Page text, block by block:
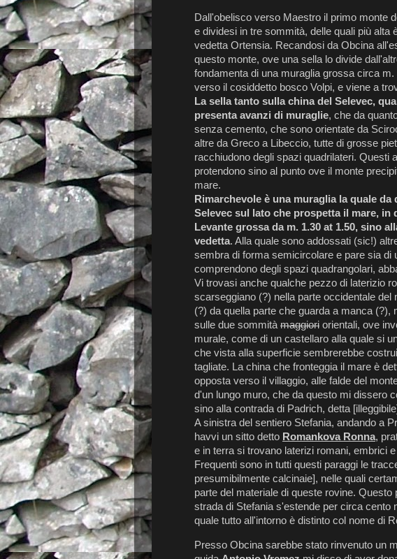
Dall'obelisco verso Maestro il primo monte
e dividesi in tre sommità, delle quali più alta
vedetta Ortensia. Recandosi da Obcina
questo monte, ove una sella lo divide
fondamenta di una muraglia grossa circa
verso il cosiddetto bosco Volpi, e viene a
La sella tanto sulla china del Selevec,
presenta avanzi di muraglie, che da
senza cemento, che sono orientate da
altre da Greco a Libeccio, tutte di grosse
racchiudono degli spazi quadrilateri. Questi
protendono sino al punto ove il monte
mare.
Rimarchevole è una muraglia la quale da
Selevec sul lato che prospetta il mare, in
Levante grossa da m. 1.30 at 1.50, sino
vedetta. Alla quale sono addossati (sic!)
sembra di forma semicircolare e pare sia di
comprendono degli spazi quadrangolari,
Vi trovasi anche qualche pezzo di laterizio
scarseggiano (?) nella parte occidentale del
(?) da quella parte che guarda a manca (?),
sulle due sommità maggiori orientali, ove
murale, come di un castellaro alla quale si
che vista alla superficie sembrerebbe
tagliate. La china che fronteggia il mare è
opposta verso il villaggio, alle falde del
d'un lungo muro, che da questo mi dissero
sino alla contrada di Padrich, detta
A sinistra del sentiero Stefania, andando a
havvi un sitto detto Romankova Ronna,
e in terra si trovano laterizi romani, embrici
Frequenti sono in tutti questi paraggi le
presumibilmente calcinaie], nelle quali
parte del materiale di queste rovine. Questo
strada di Stefania s'estende per circa cento
quale tutto all'intorno è distinto col nome di
Presso Obcina sarebbe stato rinvenuto un